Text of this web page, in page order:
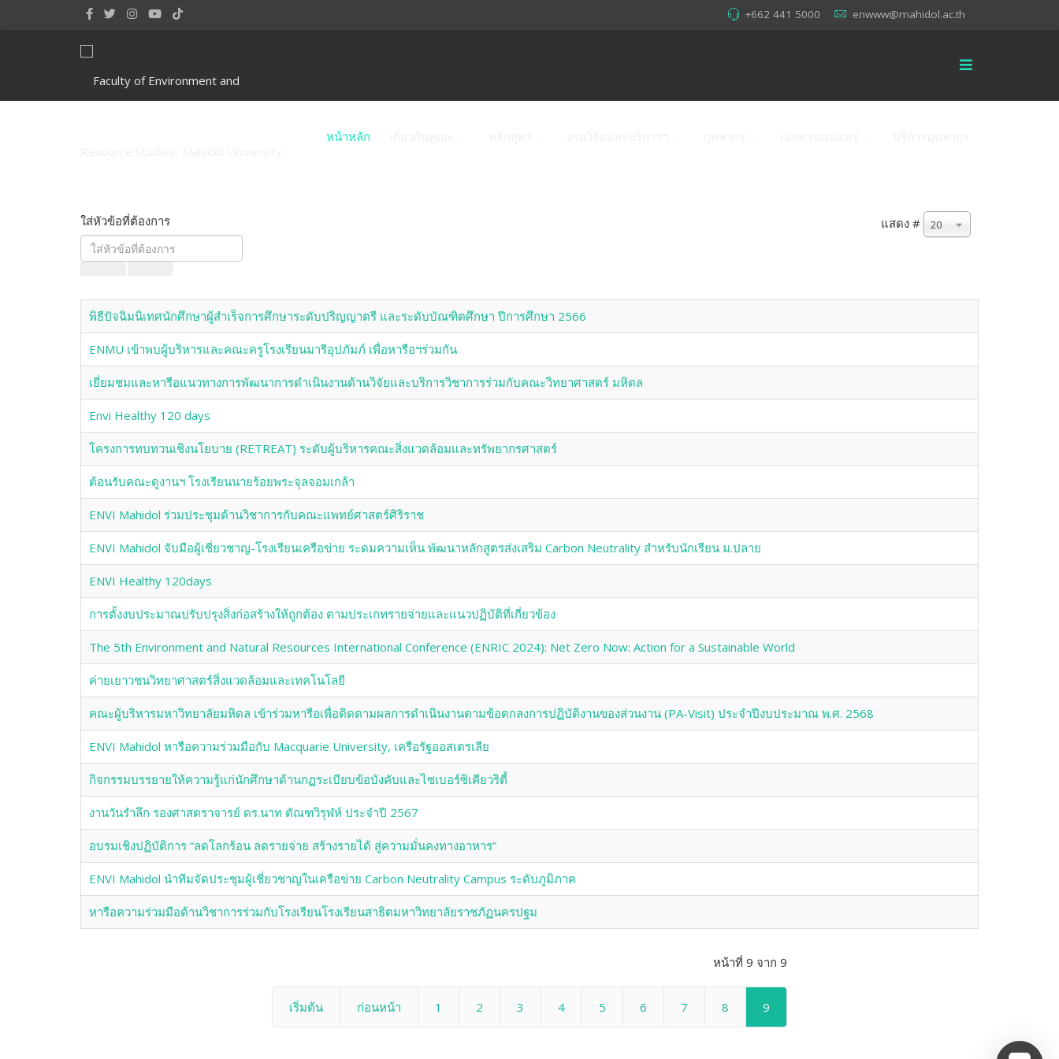
+662 441 5000 enwww@mahidol.ac.th
หน้าหลัก
ใส่หัวข้อที่ต้องการ แสดง # 20
พิธีปัจฉิมนิเทศนักศึกษาผู้สำเร็จการศึกษาระดับปริญญาตรี และระดับบัณฑิตศึกษา ปีการศึกษา 2566
ENMU เข้าพบผู้บริหารและคณะครูโรงเรียนมารีอุปภัมภ์ เพื่อหารือฯร่วมกัน
เยี่ยมชมและหารือแนวทางการพัฒนาการดำเนินงานด้านวิจัยและบริการวิชาการร่วมกับคณะวิทยาศาสตร์ มหิดล
Envi Healthy 120 days
โครงการทบทวนเชิงนโยบาย (RETREAT) ระดับผู้บริหารคณะสิ่งแวดล้อมและทรัพยากรศาสตร์
ต้อนรับคณะดูงานฯ โรงเรียนนายร้อยพระจุลจอมเกล้า
ENVI Mahidol ร่วมประชุมด้านวิชาการกับคณะแพทย์ศาสตร์ศิริราช
ENVI Mahidol จับมือผู้เชี่ยวชาญ-โรงเรียนเครือข่าย ระดมความเห็น พัฒนาหลักสูตรส่งเสริม Carbon Neutrality สำหรับนักเรียน ม.ปลาย
ENVI Healthy 120days
การตั้งงบประมาณปรับปรุงสิ่งก่อสร้างให้ถูกต้อง ตามประเกทรายจ่ายและแนวปฏิบัติที่เกี่ยวข้อง
The 5th Environment and Natural Resources International Conference (ENRIC 2024): Net Zero Now: Action for a Sustainable World
ค่ายเยาวชนวิทยาศาสตร์สิ่งแวดล้อมและเทคโนโลยี
คณะผู้บริหารมหาวิทยาลัยมหิดล เข้าร่วมหารือเพื่อติดตามผลการดำเนินงานตามข้อตกลงการปฏิบัติงานของส่วนงาน (PA-Visit) ประจำปีงบประมาณ พ.ศ. 2568
ENVI Mahidol หารือความร่วมมือกับ Macquarie University, เครือรัฐออสเตรเลีย
กิจกรรมบรรยายให้ความรู้แก่นักศึกษาด้านกฏระเบียบข้อบังคับและไซเบอร์ซิเคียวริตี้
งานวันรำลึก รองศาสตราจารย์ ดร.นาท ตัณฑวิรุฬห์ ประจำปี 2567
อบรมเชิงปฏิบัติการ “ลดโลกร้อน ลดรายจ่าย สร้างรายได้ สู่ความมั่นคงทางอาหาร”
ENVI Mahidol นำทีมจัดประชุมผู้เชี่ยวชาญในเครือข่าย Carbon Neutrality Campus ระดับภูมิภาค
หารือความร่วมมือด้านวิชาการร่วมกับโรงเรียนโรงเรียนสาธิตมหาวิทยาลัยราชภัฏนครปฐม
หน้าที่ 9 จาก 9
เริ่มต้น ก่อนหน้า 1 2 3 4 5 6 7 8 9